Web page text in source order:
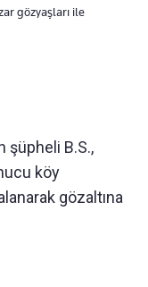
gözyaşları ile
şüpheli B.S.,
köy
gözaltına